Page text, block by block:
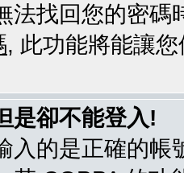
法找回您的密
, 此功能將能讓
是卻不能登入!
入的是正確的